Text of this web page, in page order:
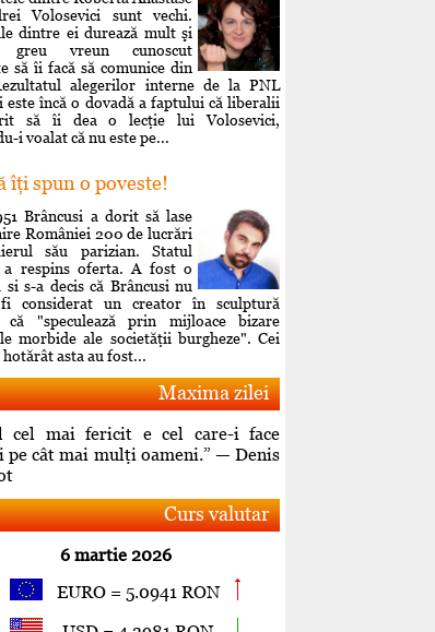
Volosevici sunt vechi.
dintre ei durează mult şi
greu vreun cunoscut
să îi facă să comunice din
alegerilor interne de la PNL
este încă o dovadă a faptului că liberalii
să îi dea o lecţie lui Volosevici,
i voalat că nu este pe...
îţi spun o poveste!
Brâncusi a dorit să lase
României 200 de lucrări
său parizian. Statul
a respins oferta. A fost o
si s-a decis că Brâncusi nu
considerat un creator în sculptură
că "speculează prin mijloace bizare
morbide ale societăţii burgheze". Cei
hotărât asta au fost...
Maxima zilei
cel mai fericit e cel care-i face
pe cât mai mulţi oameni.” — Denis
Curs valutar
6 martie 2026
EURO = 5.0941 RON